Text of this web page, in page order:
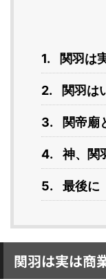
関羽は
関羽は
関帝廟
神、関
最後に
関羽は実は商